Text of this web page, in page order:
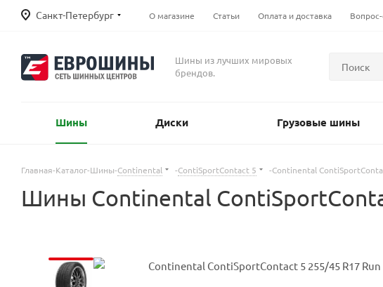
Санкт-Петербург О магазине Статьи Оплата и доставка
Шины из лучших мировых
брендов.
Шины Диски Грузовые шины
Главная-Каталог-Шины-Continental -ContiSportContact 5 -Continental
Шины Continental